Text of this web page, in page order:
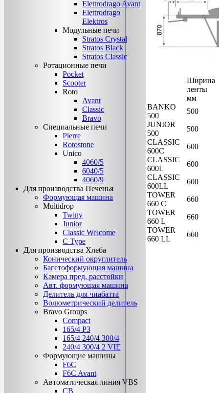
Ширина
ленты
мм
BANKO
500
500
JUNIOR
500
500
CLASSIC
600C
600
CLASSIC
600L
600
CLASSIC
600LL
600
TOWER
660 C
660
TOWER
660 L
660
TOWER
660 LL
660
Elettrodrago Avant
Elettrodrago
Elektros
Модульные печи
Stratos Crystal
Stratos Black
Stratos Classic
Ротационные печи
Pocket
Scooter
Roto
Avant
Classic
Bravo
Специальные печи
Pierre
Rotostone
Unico
4060/5
6040/5
4060/9
Для производства Печенья
Формующая машина
Multidrop
Twiny
Junior
Classic Welcome
C Type
Для производства Хлеба
Конический округлитель
Багетоформующая машина
Камера пред. расстойки
Авт. формующая машина
Делитель для чиабатта
Волюметрический делитель
Bravo Groups
Compact
165/4 Р3
165/4 240/4 300/4
240/4 300/4 2 VIE
Формующие машины
F6C
F6C Avant
Автоматическая линия VBS
CB